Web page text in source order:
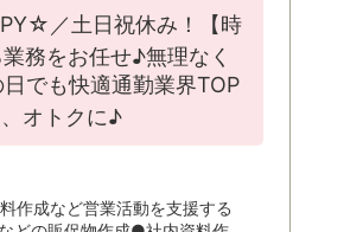
／土日祝休み！【時
務をお任せ♪無理なく
でも快適通勤業界TOP
オトクに♪
作成など営業活動を支援する